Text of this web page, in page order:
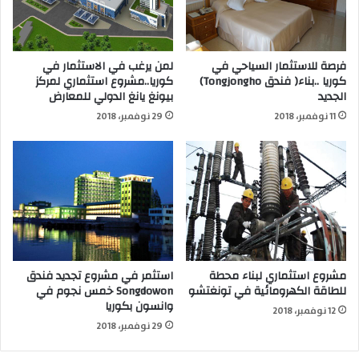
فرصة للاستثمار السياحي في
كوريا ..بناء( فندق Tongjongho)
الجديد
11 نوفمبر، 2018
لمن يرغب في الاستثمار في
كوريا..مشروع استثماري لمركز
بيونغ يانغ الدولي للمعارض
29 نوفمبر، 2018
مشروع استثماري لبناء محطة
للطاقة الكهرومائية في تونغتشو
12 نوفمبر، 2018
استثمر في مشروع تجديد فندق
Songdowon خمس نجوم في
وانسون بكوريا
29 نوفمبر، 2018